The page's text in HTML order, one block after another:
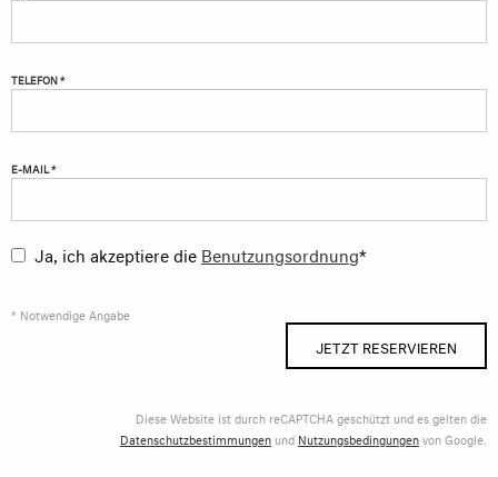
TELEFON *
E-MAIL *
Ja, ich akzeptiere die Benutzungsordnung*
* Notwendige Angabe
JETZT RESERVIEREN
Diese Website ist durch reCAPTCHA geschützt und es gelten die
Datenschutzbestimmungen und Nutzungsbedingungenvon Google.